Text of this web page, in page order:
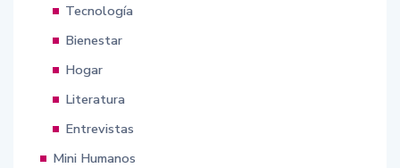
Tecnología
Bienestar
Hogar
Literatura
Entrevistas
Mini Humanos